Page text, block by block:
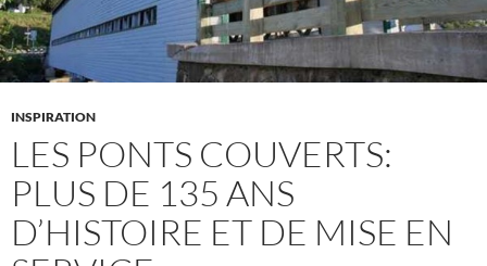
INSPIRATION
LES PONTS COUVERTS:
PLUS DE 135 ANS
D’HISTOIRE ET DE MISE EN